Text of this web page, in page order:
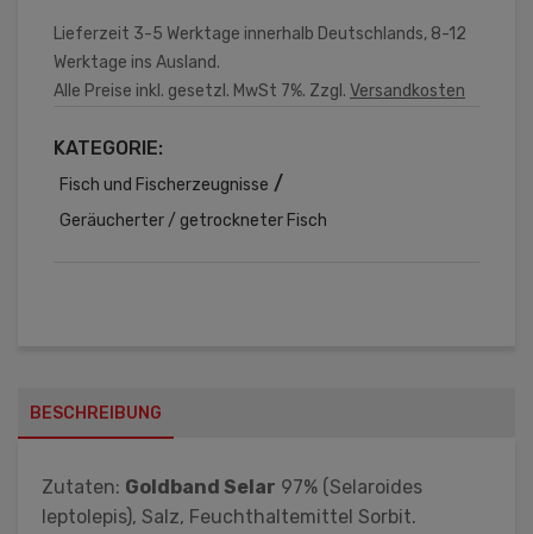
Lieferzeit 3-5 Werktage innerhalb Deutschlands, 8-12
Werktage ins Ausland.
Alle Preise inkl. gesetzl. MwSt 7%. Zzgl. Versandkosten
KATEGORIE:
Fisch und Fischerzeugnisse /
Geräucherter / getrockneter Fisch
BESCHREIBUNG
Zutaten: Goldband Selar 97% (Selaroides
leptolepis), Salz, Feuchthaltemittel Sorbit.